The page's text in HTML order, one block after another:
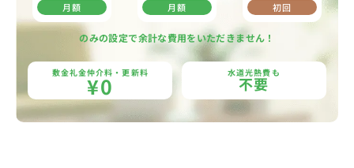
月額 月額 初回
のみの設定で余計な費用をいただきません！
敷金礼金仲介料・更新料
¥0 水道光熱費も
不要